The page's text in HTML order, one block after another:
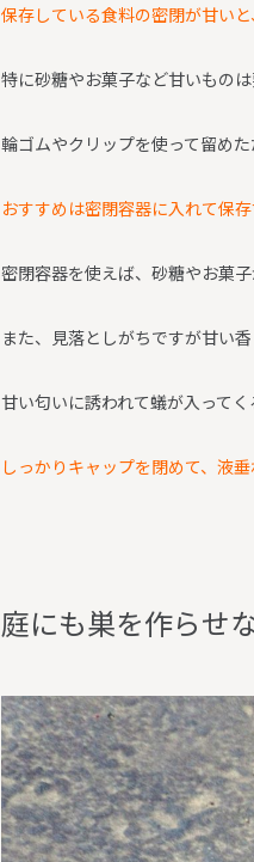
保存している食料の密閉が甘い
特に砂糖やお菓子など甘いものは
輪ゴムやクリップを使って留め
おすすめは密閉容器に入れて保存
密閉容器を使えば、砂糖やお菓
また、見落としがちですが甘い
甘い匂いに誘われて蟻が入ってく
しっかりキャップを閉めて、液
庭にも巣を作らせ